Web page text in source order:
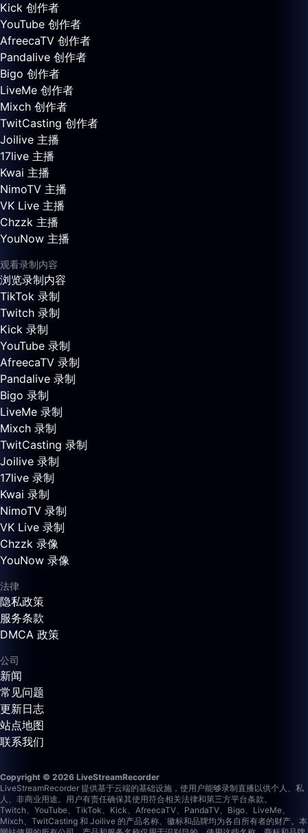
Kick 创作者
YouTube 创作者
AfreecaTV 创作者
Pandalive 创作者
Bigo 创作者
LiveMe 创作者
Mixch 创作者
TwitCasting 创作者
Joilive 主播
17live 主播
Kwai 主播
NimoTV 主播
VK Live 主播
Chzzk 主播
YouNow 主播
观看录制内容
浏览录制内容
TikTok 录制
Twitch 录制
Kick 录制
YouTube 录制
AfreecaTV 录制
Pandalive 录制
Bigo 录制
LiveMe 录制
Mixch 录制
TwitCasting 录制
Joilive 录制
17live 录制
Kwai 录制
NimoTV 录制
VK Live 录制
Chzzk 录像
YouNow 录像
法律
隐私政策
服务条款
DMCA 政策
公司
新闻
常见问题
更新日志
站点地图
联系我们
Copyright © 2026 LiveStreamRecorder
LiveStreamRecorder 提供基于云端的基础设施，使用户能够录制直播以供个人、私
人、非商业用途。用户有责任确保其使用符合相关法律和第三方平台条款。
Twitch、YouTube、TikTok、Kick、AfreecaTV、PandaTV、Bigo、LiveMe、
Mixch、TwitCasting 和 Joilive 的产品名称、徽标和品牌均为各自所有者的财产。本